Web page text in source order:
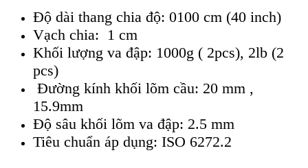
Độ dài thang chia độ: 0100 cm (40 inch)
Vạch chia: 1 cm
Khối lượng va đập: 1000g ( 2pcs), 2lb (2
pcs)
Đường kính khối lõm cầu: 20 mm ,
15.9mm
Độ sâu khối lõm va đập: 2.5 mm
Tiêu chuẩn áp dụng: ISO 6272.2